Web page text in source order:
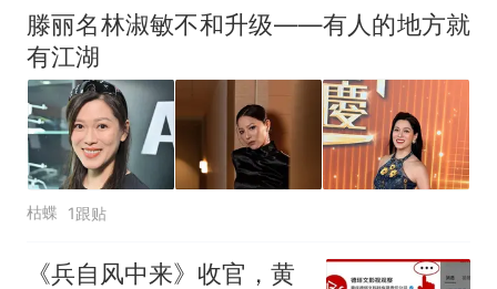
全部作废，公平么？
滕丽名林淑敏不和升级——有人的地方就
有江湖
枯蝶 1跟贴
《兵自风中来》收官，黄